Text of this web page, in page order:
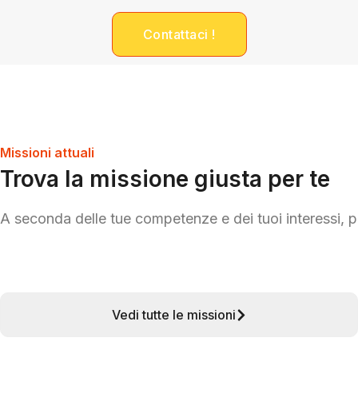
Contattaci !
Missioni attuali
Trova la missione giusta per te
A seconda delle tue competenze e dei tuoi interessi,
Vedi tutte le missioni